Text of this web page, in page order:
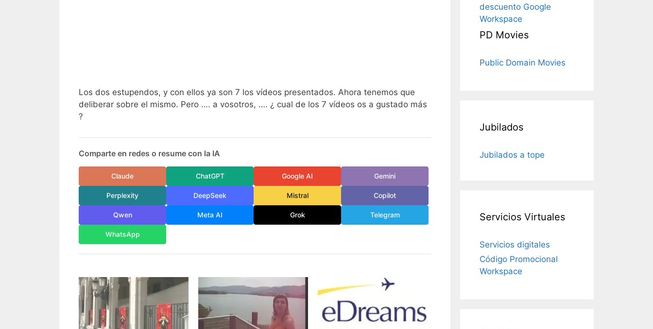
Los dos estupendos, y con ellos ya son 7 los vídeos presentados. Ahora tenemos que
deliberar sobre el mismo. Pero …. a vosotros, …. ¿ cual de los 7 vídeos os a gustado más
?
Comparte en redes o resume con la IA
Claude ChatGPT Google AI Gemini
Perplexity DeepSeek Mistral Copilot
Qwen Meta AI Grok Telegram
WhatsApp
descuento Google
Workspace
PD Movies
Public Domain Movies
Jubilados
Jubilados a tope
Servicios Virtuales
Servicios digitales
Código Promocional
Workspace